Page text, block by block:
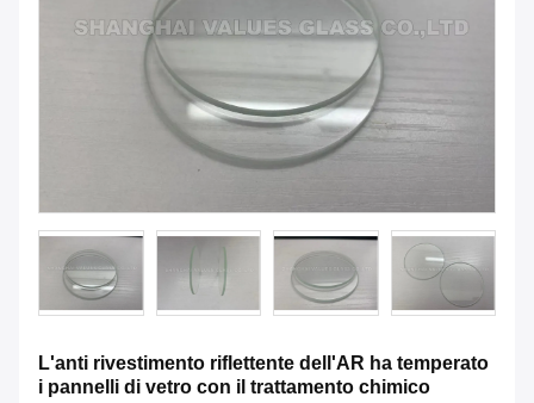
L'anti rivestimento riflettente dell'AR ha temperato
i pannelli di vetro con il trattamento chimico